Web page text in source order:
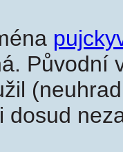
Původní
dosud